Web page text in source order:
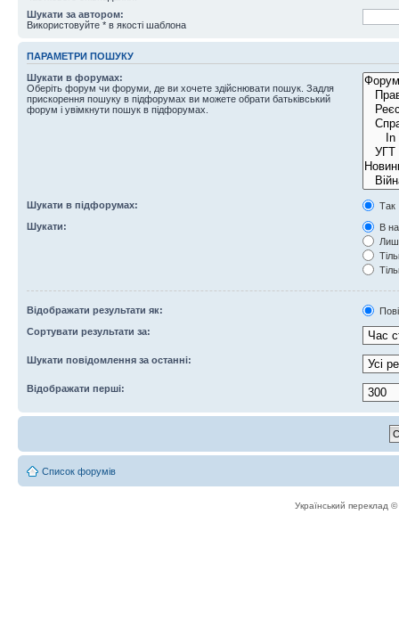
Шукати за автором:
Використовуйте * в якості шаблона
ПАРАМЕТРИ ПОШУКУ
Шукати в форумах:
Оберіть форум чи форуми, де ви хочете здійснювати пошук. Задля
прискорення пошуку в підфорумах ви можете обрати батьківський
форум і увімкнути пошук в підфорумах.
Шукати в підфорумах:
Так
Шукати:
В
Відображати результати як:
Сортувати результати за:
Шукати повідомлення за останні:
Відображати перші:
Список форумів
Український переклад